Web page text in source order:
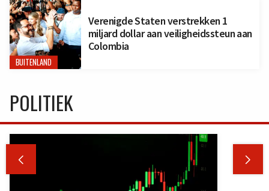
BUITENLAND
Verenigde Staten verstrekken 1
miljard dollar aan veiligheidssteun aan
Colombia
POLITIEK
 